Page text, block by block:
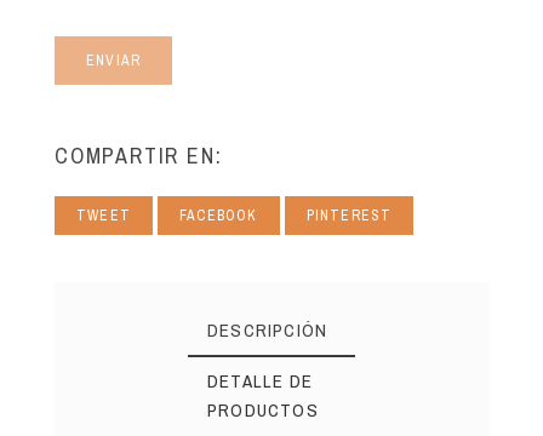
ENVIAR
COMPARTIR EN:
TWEET FACEBOOK PINTEREST
DESCRIPCIÓN
DETALLE DE
PRODUCTOS